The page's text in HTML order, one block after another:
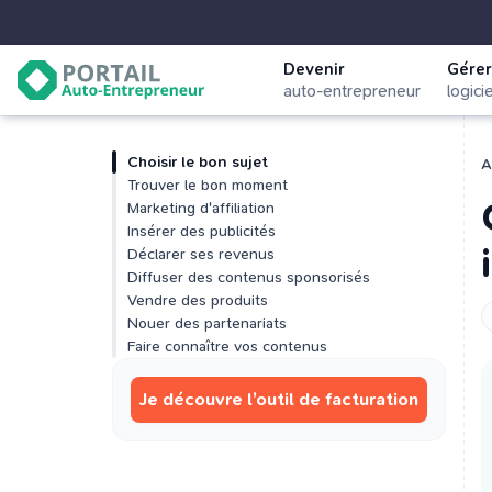
Devenir
auto-entrepreneur
Gérer
Choisir le bon sujet
Trouver le bon moment
Marketing d'affiliation
Insérer des publicités
Déclarer ses revenus
Diffuser des contenus sponsorisés
Vendre des produits
Nouer des partenariats
Faire connaître vos contenus
Je découvre l’outil de facturation